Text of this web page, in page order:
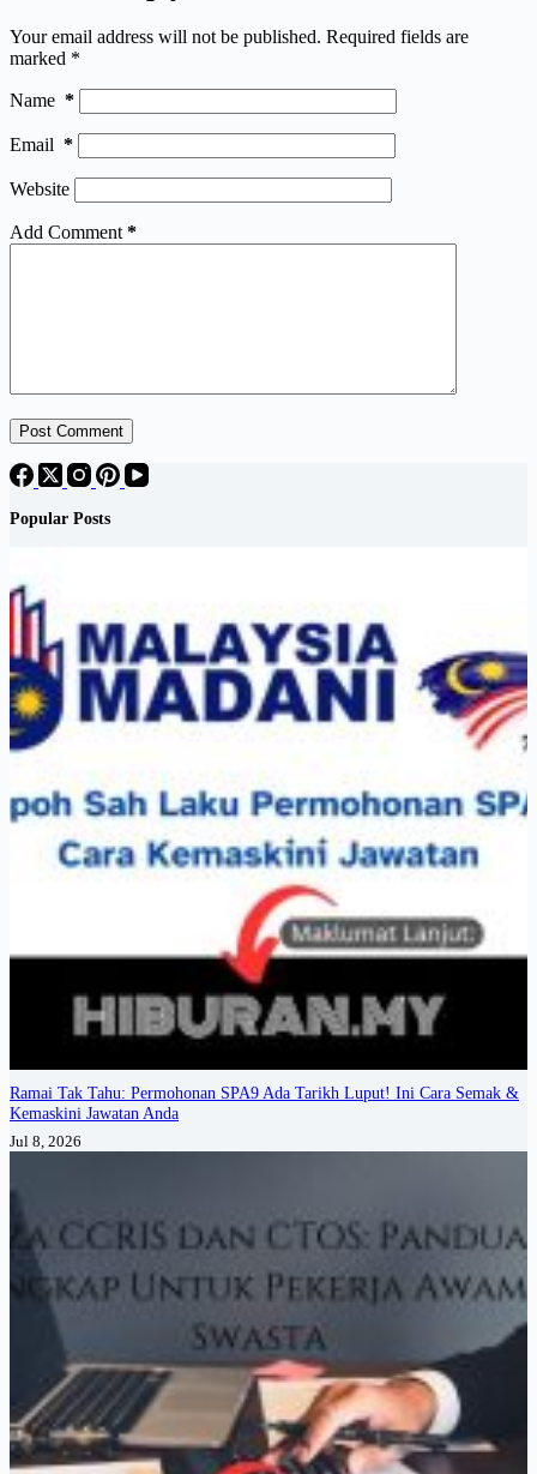
Your email address will not be published. Required fields are
marked *
Name *
Email *
Website
Add Comment *
Post Comment
Popular Posts
Ramai Tak Tahu: Permohonan SPA9 Ada Tarikh Luput! Ini Cara Semak &
Kemaskini Jawatan Anda
Jul 8, 2026